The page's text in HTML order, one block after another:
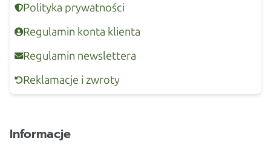
Polityka prywatności
Regulamin konta klienta
Regulamin newslettera
Reklamacje i zwroty
Informacje